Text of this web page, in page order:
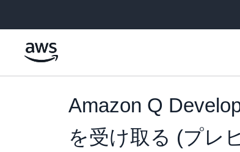
Amazon Q
を受け取る (プレ